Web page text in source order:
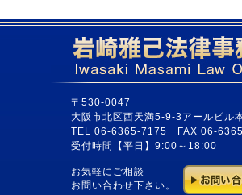
〒530-0047
大阪市北区西天満5-9-3アールビル
TEL 06-6365-7175 FAX 06-
受付時間【平日】9:00～18:00
お気軽にご相談
お問い合わせ下さい。